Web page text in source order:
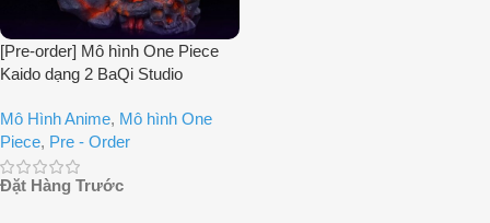
[Pre-order] Mô hình One Piece
Kaido dạng 2 BaQi Studio
Mô Hình Anime, Mô hình One
Piece, Pre - Order
Đặt Hàng Trước